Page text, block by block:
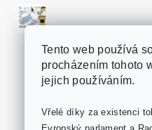
Tento web používá
procházením tohoto
jejich používáním.
Vřelé díky za existenci